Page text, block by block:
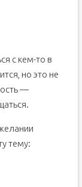
с кем-то в
но это не
—
тему: